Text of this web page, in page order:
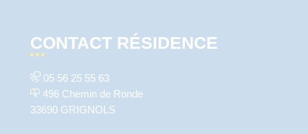
CONTACT RÉSIDENCE
05 56 25 55 63
496 Chemin de Ronde
33690 GRIGNOLS